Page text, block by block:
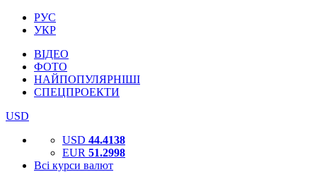
РУС
УКР
ВІДЕО
ФОТО
НАЙПОПУЛЯРНІШІ
СПЕЦПРОЕКТИ
USD
USD 44.4138
EUR 51.2998
Всі курси валют